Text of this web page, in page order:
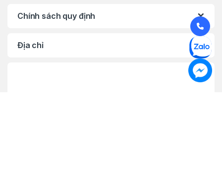
Chính sách quy định
Địa chỉ